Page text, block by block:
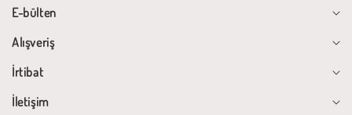
E-bülten
Alışveriş
İrtibat
İletişim